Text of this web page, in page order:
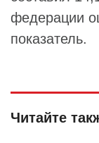
федерации
показатель.
Читайте